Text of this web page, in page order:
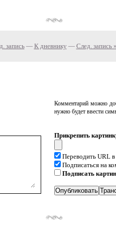
запись— К дневнику — След. запись »
Комментарий можно
нужно будет ввести
Прикрепить
Переводить URL
Подписаться на
Подписать